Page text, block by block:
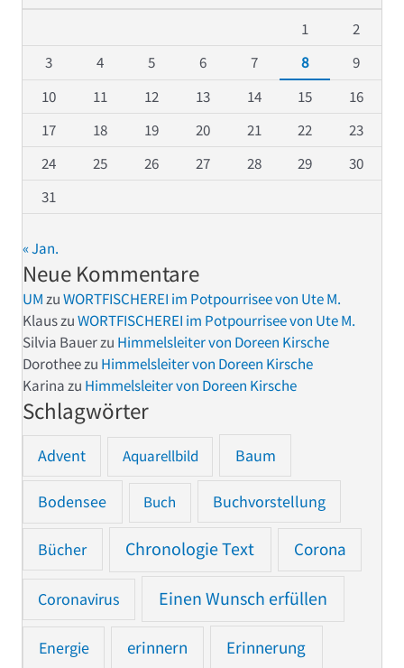
1
2
3
4 5 6 7 8
9
10
11 12 13 14 15
16
17
18 19 20 21 22
23
24
25 26 27 28 29
30
31
« Jan.
Neue Kommentare
UMzuWORTFISCHEREI im Potpourrisee von Ute M.
KlauszuWORTFISCHEREI im Potpourrisee von Ute M.
Silvia Bauerzu Himmelsleiter von Doreen Kirsche
Dorotheezu Himmelsleiter von Doreen Kirsche
Karinazu Himmelsleiter von Doreen Kirsche
Schlagwörter
Advent Aquarellbild Baum
Bodensee Buch Buchvorstellung
Bücher Chronologie Text Corona
Coronavirus Einen Wunsch erfüllen
Energie erinnern Erinnerung